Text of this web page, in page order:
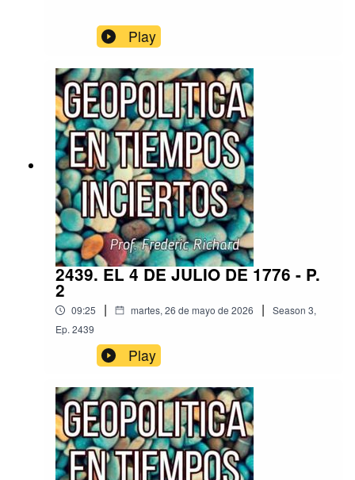
Play
2439. EL 4 DE JULIO DE 1776 - P.
2
09:25 | martes, 26 de mayo de 2026 | Season 3,
Ep. 2439
Play